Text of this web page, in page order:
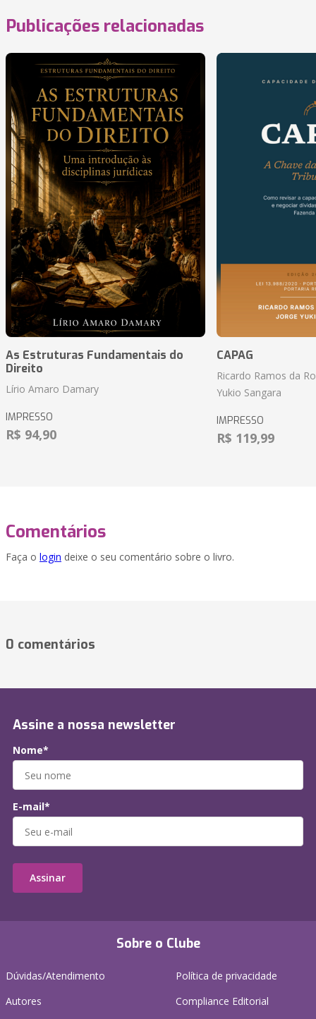
Publicações relacionadas
As Estruturas Fundamentais do
Direito
Lírio Amaro Damary
IMPRESSO
R$ 94,90
CAPAG
Ricardo Ramos da
Yukio Sangara
IMPRESSO
R$ 119,99
Comentários
Faça o login deixe o seu comentário sobre o livro.
0 comentários
Sobre o Clube
Dúvidas/Atendimento
Autores
Política de privacidade
Compliance Editorial
Assine a nossa newsletter
Nome*
E-mail*
Assinar